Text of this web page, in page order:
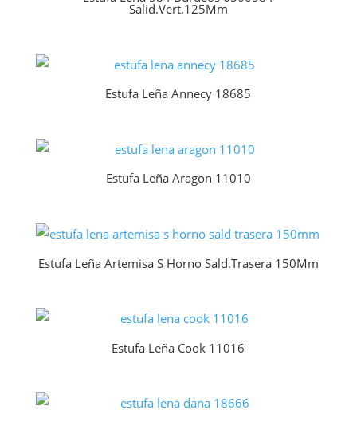
Salid.Vert.125Mm
Estufa Leña Annecy 18685
Estufa Leña Aragon 11010
Estufa Leña Artemisa S Horno Sald.Trasera 150Mm
Estufa Leña Cook 11016